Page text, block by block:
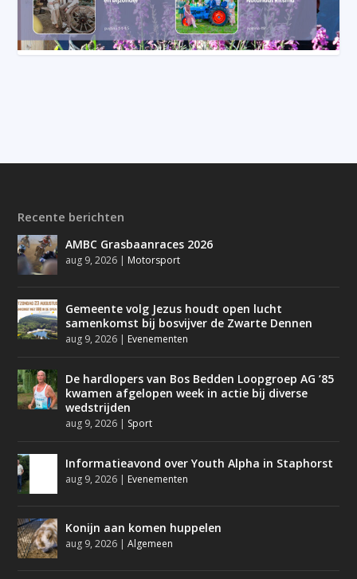
Recente berichten
AMBC Grasbaanraces 2026
aug 9, 2026 | Motorsport
Gemeente volg Jezus houdt open lucht
samenkomst bij bosvijver de Zwarte Dennen
aug 9, 2026 | Evenementen
De hardlopers van Bos Bedden Loopgroep AG ’85
kwamen afgelopen week in actie bij diverse
wedstrijden
aug 9, 2026 | Sport
Informatieavond over Youth Alpha in Staphorst
aug 9, 2026 | Evenementen
Konijn aan komen huppelen
aug 9, 2026 |Algemeen